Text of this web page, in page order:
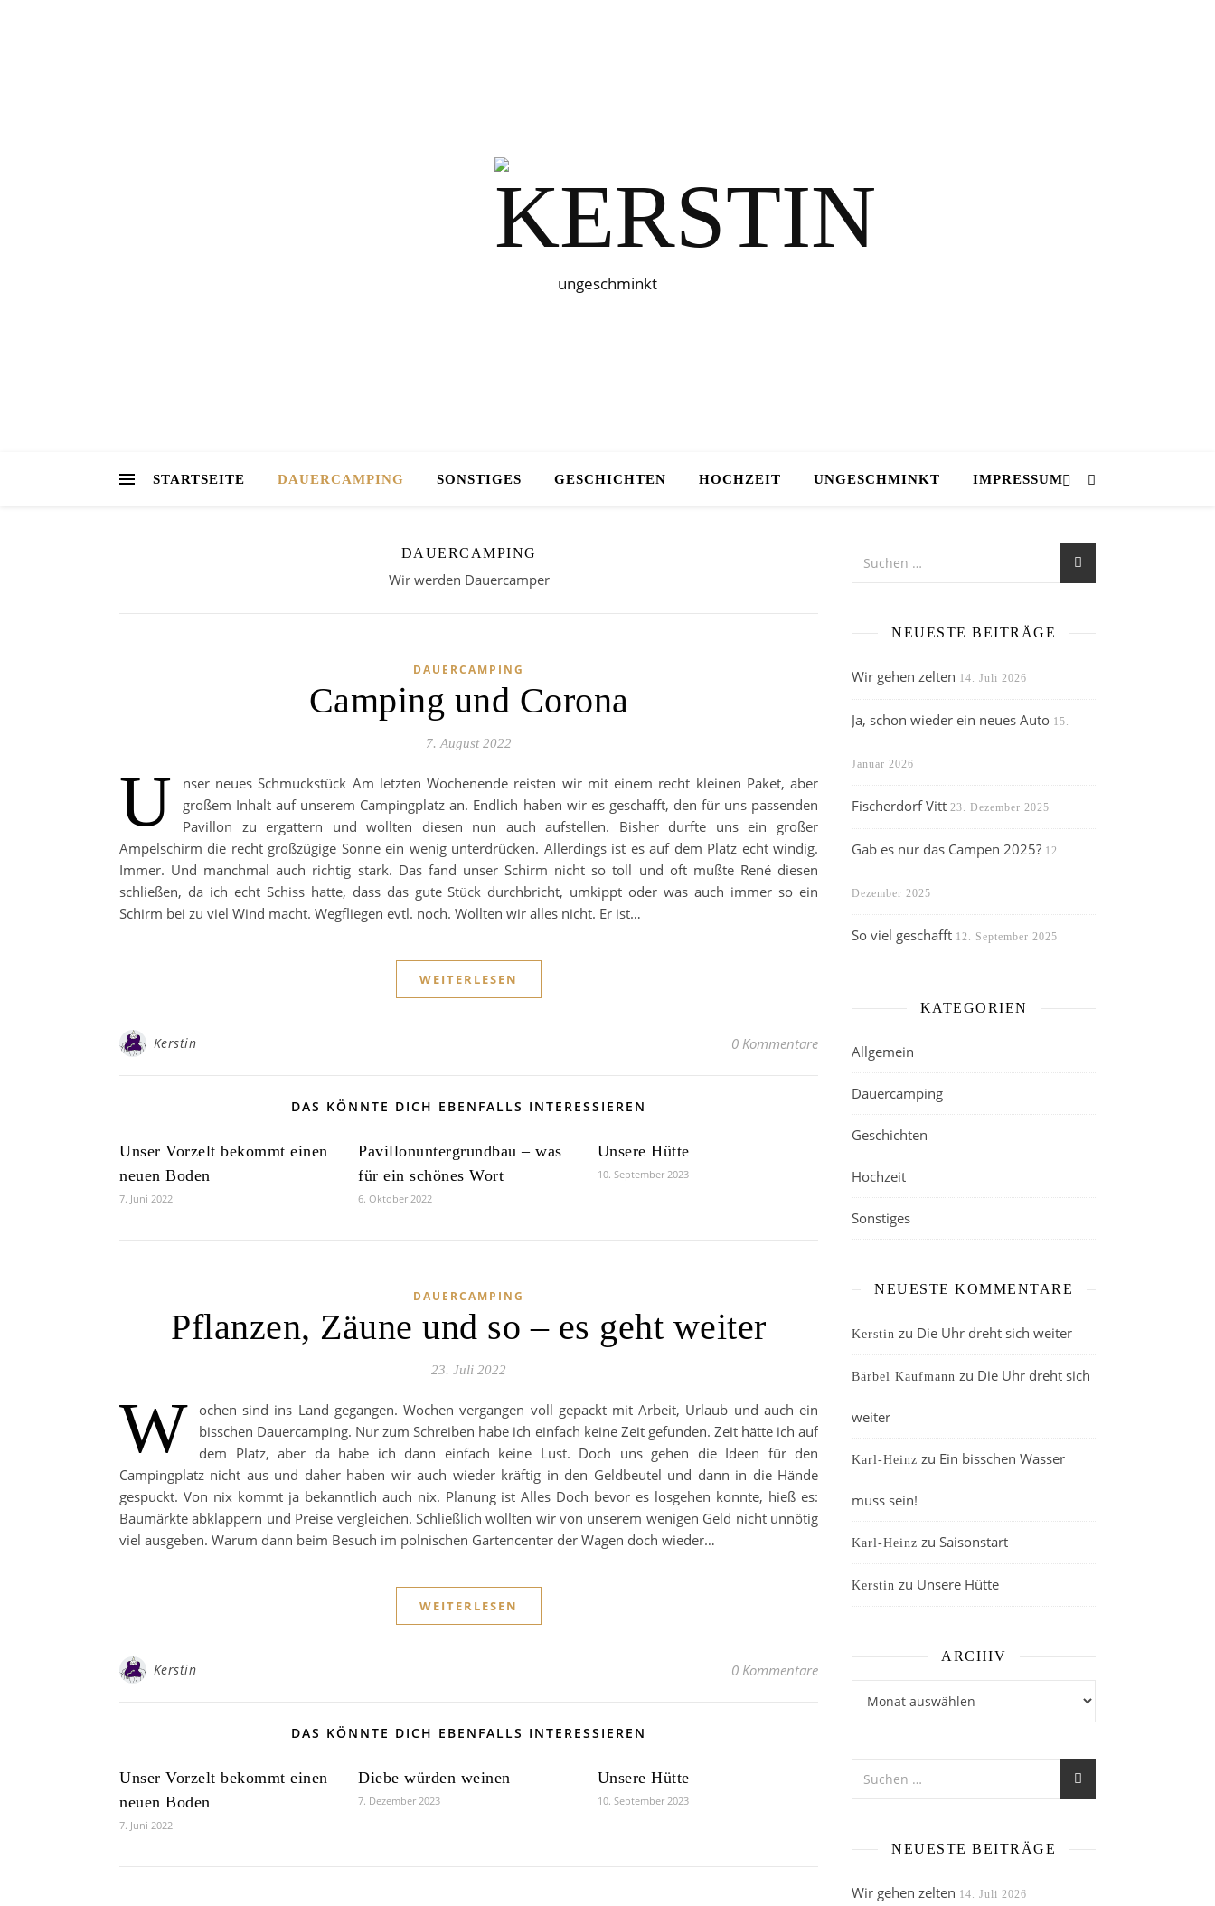
ungeschminkt
STARTSEITE DAUERCAMPING SONSTIGES GESCHICHTEN HOCHZEIT UNGESCHMINKT IMPRESSUM
DAUERCAMPING
Wir werden Dauercamper
DAUERCAMPING
Camping und Corona
7. August 2022
U
nser neues Schmuckstück Am letzten Wochenende reisten wir mit einem recht kleinen Paket, aber
großem Inhalt auf unserem Campingplatz an. Endlich haben wir es geschafft, den für uns passenden
Pavillon zu ergattern und wollten diesen nun auch aufstellen. Bisher durfte uns ein großer
Ampelschirm die recht großzügige Sonne ein wenig unterdrücken. Allerdings ist es auf dem Platz echt windig.
Immer. Und manchmal auch richtig stark. Das fand unser Schirm nicht so toll und oft mußte René diesen
schließen, da ich echt Schiss hatte, dass das gute Stück durchbricht, umkippt oder was auch immer so ein
Schirm bei zu viel Wind macht. Wegfliegen evtl. noch. Wollten wir alles nicht. Er ist…
WEITERLESEN
Kerstin 0 Kommentare
DAS KÖNNTE DICH EBENFALLS INTERESSIEREN
Unser Vorzelt bekommt einen
neuen Boden
7. Juni 2022
Pavillonuntergrundbau – was
für ein schönes Wort
6. Oktober 2022
Unsere Hütte
10. September 2023
DAUERCAMPING
Pflanzen, Zäune und so – es geht weiter
23. Juli 2022
W
ochen sind ins Land gegangen. Wochen vergangen voll gepackt mit Arbeit, Urlaub und auch ein
bisschen Dauercamping. Nur zum Schreiben habe ich einfach keine Zeit gefunden. Zeit hätte ich auf
dem Platz, aber da habe ich dann einfach keine Lust. Doch uns gehen die Ideen für den
Campingplatz nicht aus und daher haben wir auch wieder kräftig in den Geldbeutel und dann in die Hände
gespuckt. Von nix kommt ja bekanntlich auch nix. Planung ist Alles Doch bevor es losgehen konnte, hieß es:
Baumärkte abklappern und Preise vergleichen. Schließlich wollten wir von unserem wenigen Geld nicht unnötig
viel ausgeben. Warum dann beim Besuch im polnischen Gartencenter der Wagen doch wieder…
WEITERLESEN
Kerstin 0 Kommentare
DAS KÖNNTE DICH EBENFALLS INTERESSIEREN
Unser Vorzelt bekommt einen
neuen Boden
7. Juni 2022
Diebe würden weinen
7. Dezember 2023
Unsere Hütte
10. September 2023
NEUESTE BEITRÄGE
Wir gehen zelten 14. Juli 2026
Ja, schon wieder ein neues Auto 15.
Januar 2026
Fischerdorf Vitt 23. Dezember 2025
Gab es nur das Campen 2025? 12.
Dezember 2025
So viel geschafft 12. September 2025
KATEGORIEN
Allgemein
Dauercamping
Geschichten
Hochzeit
Sonstiges
NEUESTE KOMMENTARE
Kerstin zu Die Uhr dreht sich weiter
Bärbel Kaufmann zu Die Uhr dreht sich
weiter
Karl-Heinz zu Ein bisschen Wasser
muss sein!
Karl-Heinz zu Saisonstart
Kerstin zu Unsere Hütte
ARCHIV
NEUESTE BEITRÄGE
Wir gehen zelten 14. Juli 2026